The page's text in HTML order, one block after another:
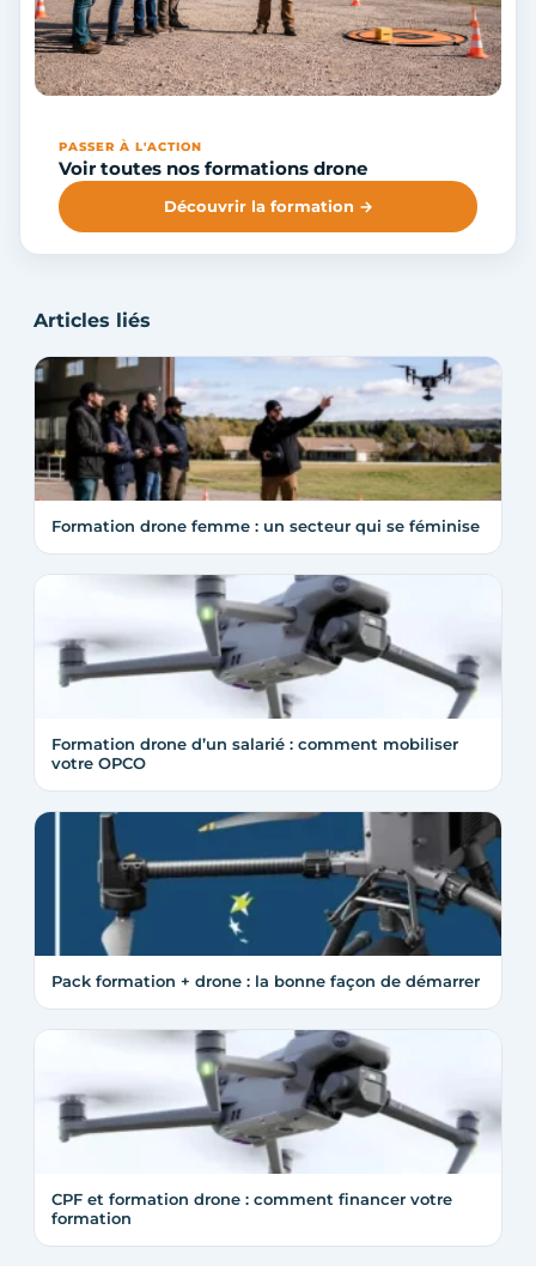
PASSER À L'ACTION
Voir toutes nos formations drone
Découvrir la formation →
Articles liés
Formation drone femme : un secteur qui se féminise
Formation drone d’un salarié : comment mobiliser
votre OPCO
Pack formation + drone : la bonne façon de démarrer
CPF et formation drone : comment financer votre
formation